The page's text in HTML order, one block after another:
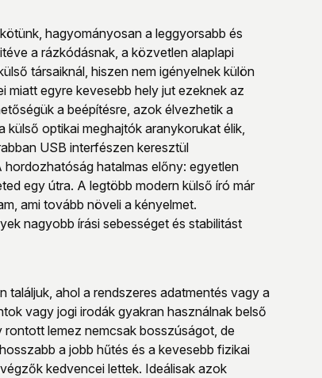
hagyományosan a leggyorsabb és
a rázkódásnak, a közvetlen alaplapi
társaiknál, hiszen nem igényelnek külön
egyre kevesebb hely jut ezeknek az
a beépítésre, azok élvezhetik a
optikai meghajtók aranykorukat élik,
USB interfészen keresztül
hordozhatóság hatalmas előny: egyetlen
egy útra. A legtöbb modern külső író már
ami tovább növeli a kényelmet.
nagyobb írási sebességet és stabilitást
találjuk, ahol a rendszeres adatmentés vagy a
vagy jogi irodák gyakran használnak belső
lemez nemcsak bosszúságot, de
a jobb hűtés és a kevesebb fizikai
kedvencei lettek. Ideálisak azok